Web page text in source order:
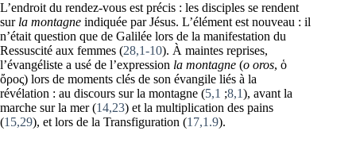
L’endroit du rendez-vous est précis : les disciples se rendent
sur la montagne indiquée par Jésus. L’élément est nouveau : il
n’était question que de Galilée lors de la manifestation du
Ressuscité aux femmes (28,1-10). À maintes reprises,
l’évangéliste a usé de l’expression la montagne (o oros, ὁ
ὄρος) lors de moments clés de son évangile liés à la
révélation : au discours sur la montagne (5,1 ;8,1), avant la
marche sur la mer (14,23) et la multiplication des pains
(15,29), et lors de la Transfiguration (17,1.9).